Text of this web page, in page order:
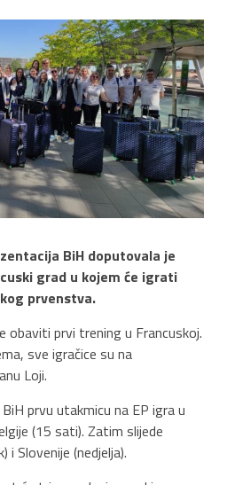
BiH doputovala je
grad u kojem će igrati
prvenstva.
obaviti prvi trening u Francuskoj.
sve igračice su na
Loji.
prvu utakmicu na EP igra u
(15 sati). Zatim slijede
i Slovenije (nedjelja).